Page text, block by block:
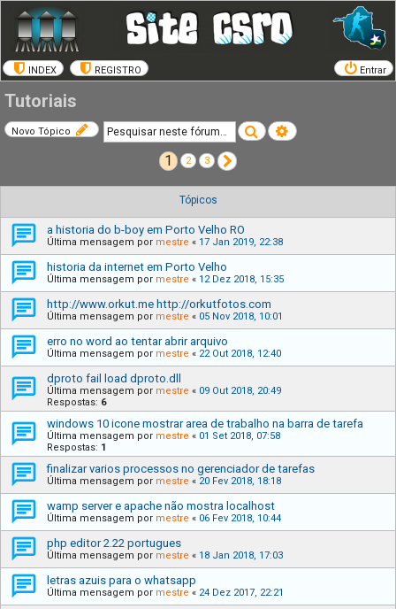
INDEX REGISTRO Entrar
Tutoriais
Novo Tópico PesquisarPesquisa avançada
1 2 3
Tópicos
a historia do b-boy em Porto Velho RO
Última mensagem por mestre « 17 Jan 2019, 22:38
historia da internet em Porto Velho
Última mensagem por mestre « 12 Dez 2018, 15:35
http://www.orkut.me http://orkutfotos.com
Última mensagem por mestre « 05 Nov 2018, 10:01
erro no word ao tentar abrir arquivo
Última mensagem por mestre « 22 Out 2018, 12:40
dproto fail load dproto.dll
Última mensagem por mestre « 09 Out 2018, 20:49
Respostas: 6
windows 10 icone mostrar area de trabalho na barra de tarefa
Última mensagem por mestre « 01 Set 2018, 07:58
Respostas: 1
finalizar varios processos no gerenciador de tarefas
Última mensagem por mestre « 20 Fev 2018, 18:18
wamp server e apache não mostra localhost
Última mensagem por mestre « 06 Fev 2018, 10:44
php editor 2.22 portugues
Última mensagem por mestre « 18 Jan 2018, 17:03
letras azuis para o whatsapp
Última mensagem por mestre « 24 Dez 2017, 22:21